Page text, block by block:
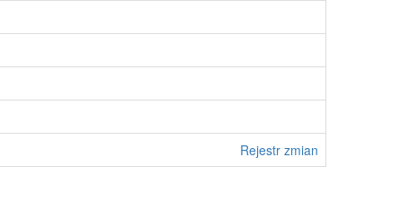
Rejestr zmian